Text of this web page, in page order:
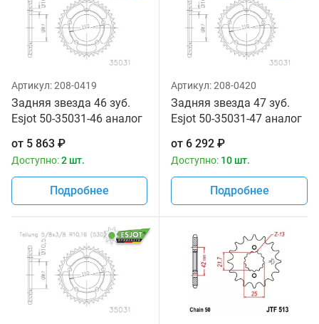
Артикул:208-0419
Задняя звезда 46 зуб.
Esjot 50-35031-46 аналог
от 5 863 ₽
Доступно:2 шт.
Подробнее
Артикул:208-0420
Задняя звезда 47 зуб.
Esjot 50-35031-47 аналог
от 6 292 ₽
Доступно: 10 шт.
Подробнее